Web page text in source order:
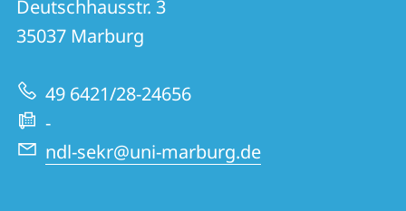
Informationen
zur
Website
deutsche
Deutschhausstr. 3
35037 Marburg
49 6421/28-24656
-
ndl-sekr@uni-marburg.de